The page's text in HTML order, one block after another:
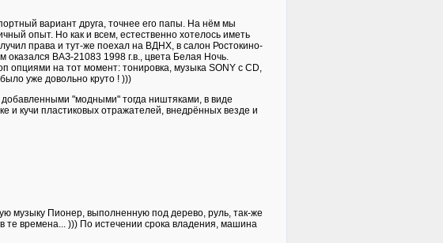
вариант друга, точнее его папы. На нём мы
опыт. Но как и всем, естественно хотелось иметь
права и тут-же поехал на ВДНХ, в салон Ростокино-
ВАЗ-21083 1998 г.в., цвета Белая Ночь.
опциями на тот момент: тонировка, музыка SONY с CD,
уже довольно круто ! )))
"модными" тогда ништяками, в виде
и кучи пластиковых отражателей, внедрённых везде и
музыку Пионер, выполненную под дерево, руль, так-же
времена... ))) По истечении срока владения, машина